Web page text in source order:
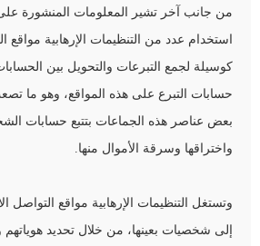
من جانب آخر تشير المعلومات المنشورة
استخدام عدد من التنظيمات الإرهابية مواقع
كوسيلة لجمع التبرعات والتحويل بين
حسابات التبرع على هذه المواقع، وهو ما
بعض عناصر هذه الجماعات بتتبع حسابات
واختراقها وسرقة الأموال منها.
وتستغل التنظيمات الإرهابية مواقع
إلى شخصيات بعينها، من خلال تحديد هوياتهم